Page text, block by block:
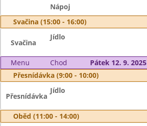
Nápoj
Svačina (15:00 - 16:00)
Svačina
Jídlo
Menu Chod
Pátek 12. 9. 2025
Přesnídávka (9:00 - 10:00)
Přesnídávka
Jídlo
Oběd (11:00 - 14:00)